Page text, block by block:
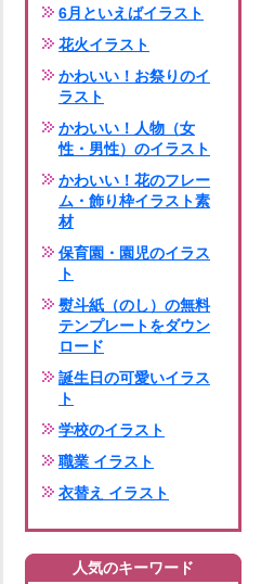
6月といえばイラスト
花火イラスト
かわいい！お祭りのイ
ラスト
かわいい！人物（女
性・男性）のイラスト
かわいい！花のフレー
ム・飾り枠イラスト素
材
保育園・園児のイラス
ト
熨斗紙（のし）の無料
テンプレートをダウン
ロード
誕生日の可愛いイラス
ト
学校のイラスト
職業 イラスト
衣替え イラスト
人気のキーワード